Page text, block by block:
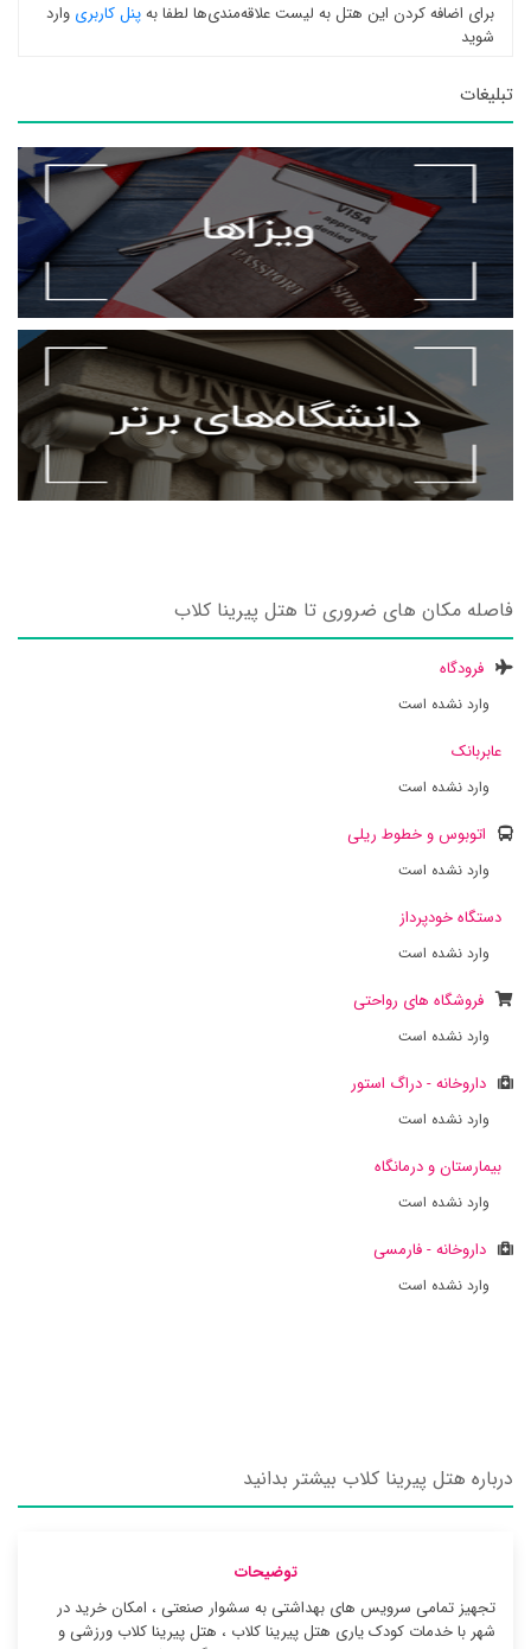
برای اضافه کردن این هتل به لیست علاقه‌مندی‌ها لطفا بهپنل کاربری وارد
شوید
تبلیغات
فاصله مکان های ضروری تا هتل پیرینا کلاب
فرودگاه
وارد نشده است
عابربانک
وارد نشده است
اتوبوس و خطوط ریلی
وارد نشده است
دستگاه خودپرداز
وارد نشده است
فروشگاه های رواحتی
وارد نشده است
داروخانه - دراگ استور
وارد نشده است
بیمارستان و درمانگاه
وارد نشده است
داروخانه - فارمسی
وارد نشده است
درباره هتل پیرینا کلاب بیشتر بدانید
توضیحات
تجهیز تمامی سرویس های بهداشتی به سشوار صنعتی ، امکان خرید در
شهر با خدمات کودک یاری هتل پیرینا کلاب ، هتل پیرینا کلاب ورزشی و